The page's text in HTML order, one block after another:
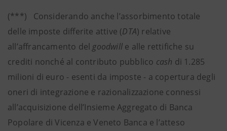
(***) Considerando anche l’assorbimento totale
delle imposte differite attive (DTA) relative
all’affrancamento del goodwill e alle rettifiche su
crediti nonché al contributo pubblico cash di 1.285
milioni di euro - esenti da imposte - a copertura degli
oneri di integrazione e razionalizzazione connessi
all’acquisizione dell’Insieme Aggregato di Banca
Popolare di Vicenza e Veneto Banca e l’atteso